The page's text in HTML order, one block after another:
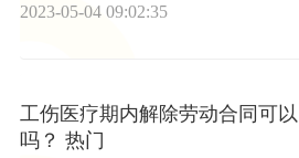
2023-05-04 09:02:35
工伤医疗期内解除劳动合同可以
吗？ 热门